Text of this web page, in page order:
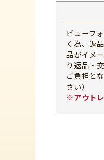
ビューフ
く為、返
品がイメ
り返品・
ご負担と
さい）
※アウトレ